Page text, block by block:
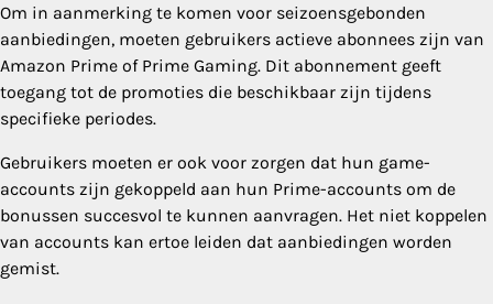
Om in aanmerking te komen voor seizoensgebonden
aanbiedingen, moeten gebruikers actieve abonnees zijn van
Amazon Prime of Prime Gaming. Dit abonnement geeft
toegang tot de promoties die beschikbaar zijn tijdens
specifieke periodes.
Gebruikers moeten er ook voor zorgen dat hun game-
accounts zijn gekoppeld aan hun Prime-accounts om de
bonussen succesvol te kunnen aanvragen. Het niet koppelen
van accounts kan ertoe leiden dat aanbiedingen worden
gemist.